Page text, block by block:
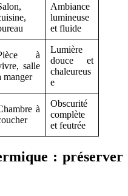
Ambiance
lumineuse
et fluide
à
salle
manger
Lumière
douce et
chaleureus
e
à
Obscurité
complète
et feutrée
: préserver